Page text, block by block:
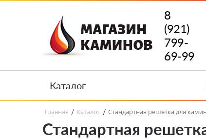
8
(921)
799-
69-99
Каталог
Главная / Каталог / Стандартная решетка для
Стандартная